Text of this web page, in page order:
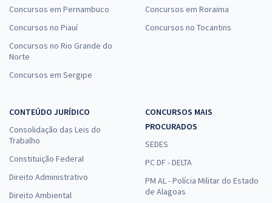
Concursos em Pernambuco
Concursos no Piauí
Concursos no Rio Grande do
Norte
Concursos em Sergipe
Concursos em Roraima
Concursos no Tocantins
CONTEÚDO JURÍDICO
Consolidação das Leis do
Trabalho
Constituição Federal
Direito Administrativo
Direito Ambiental
CONCURSOS MAIS
PROCURADOS
SEDES
PC DF - DELTA
PM AL - Polícia Militar do Estado
de Alagoas